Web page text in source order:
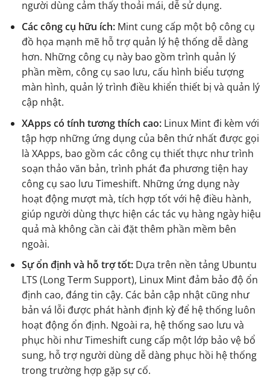
người dùng cảm thấy thoải mái, dễ sử dụng.
Các công cụ hữu ích: Mint cung cấp một bộ công cụ
đồ họa mạnh mẽ hỗ trợ quản lý hệ thống dễ dàng
hơn. Những công cụ này bao gồm trình quản lý
phần mềm, công cụ sao lưu, cấu hình biểu tượng
màn hình, quản lý trình điều khiển thiết bị và quản lý
cập nhật.
XApps có tính tương thích cao: Linux Mint đi kèm với
tập hợp những ứng dụng của bên thứ nhất được gọi
là XApps, bao gồm các công cụ thiết thực như trình
soạn thảo văn bản, trình phát đa phương tiện hay
công cụ sao lưu Timeshift. Những ứng dụng này
hoạt động mượt mà, tích hợp tốt với hệ điều hành,
giúp người dùng thực hiện các tác vụ hàng ngày hiệu
quả mà không cần cài đặt thêm phần mềm bên
ngoài.
Sự ổn định và hỗ trợ tốt: Dựa trên nền tảng Ubuntu
LTS (Long Term Support), Linux Mint đảm bảo độ ổn
định cao, đáng tin cậy. Các bản cập nhật cũng như
bản vá lỗi được phát hành định kỳ để hệ thống luôn
hoạt động ổn định. Ngoài ra, hệ thống sao lưu và
phục hồi như Timeshift cung cấp một lớp bảo vệ bổ
sung, hỗ trợ người dùng dễ dàng phục hồi hệ thống
trong trường hợp gặp sự cố.